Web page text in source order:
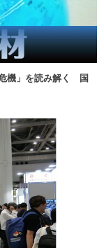
危機」を読み解く 国